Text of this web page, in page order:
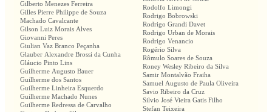
Gilberto Menezes Ferreira
Gilles Pierre Philippe de Souza
Machado Cavalcante
Gilson Luiz Morais Alves
Giovanni Peres
Giulian Vaz Branco Peçanha
Glauber Alexandre Brossi da Cunha
Gláucio Pinto Lins
Guilherme Augusto Bauer
Guilherme dos Santos
Guilherme Linheira Esquerdo
Guilherme Machado Nunes
Guilherme Redressa de Carvalho
Rodolfo Limongi
Rodrigo Bobrowski
Rodrigo Grandi Davet
Rodrigo Urban de Morais
Rodrigo Venancio
Rogério Silva
Rômulo Soares de Souza
Roney Wesley Ribeiro da Silva
Samir Montalvão Fraiha
Samuel Augusto de Paula Oliveira
Savio Ribeiro da Cruz
Silvio José Vieira Gatis Filho
Stefan Teixeira